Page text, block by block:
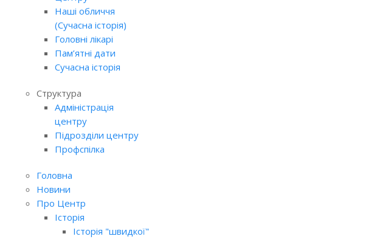
Наші обличчя
(Сучасна історія)
Головні лікарі
Пам’ятні дати
Сучасна історія
Структура
Адміністрація
центру
Підрозділи центру
Профспілка
Головна
Новини
Про Центр
Історія
Історія "швидкої"